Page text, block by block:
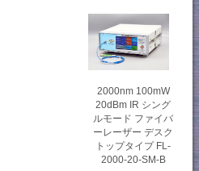
2000nm 100mW
20dBm IR シング
ルモード ファイバ
ーレーザー デスク
トップタイプ FL-
2000-20-SM-B